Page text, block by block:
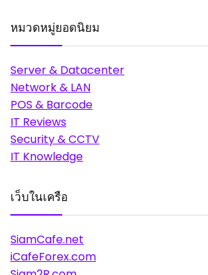
หมวดหมู่ยอดนิยม
Server & Datacenter
Network & LAN
POS & Barcode
IT Reviews
Security & CCTV
IT Knowledge
เว็บในเครือ
SiamCafe.net
iCafeForex.com